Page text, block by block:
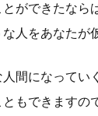
ができたなら
人をあなたが
間になってい
もできますの